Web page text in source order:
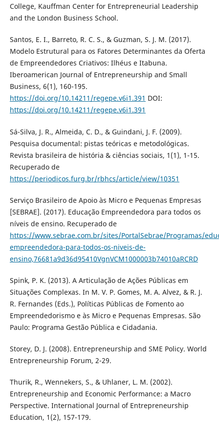
College, Kauffman Center for Entrepreneurial Leadership
and the London Business School.
Santos, E. I., Barreto, R. C. S., & Guzman, S. J. M. (2017).
Modelo Estrutural para os Fatores Determinantes da Oferta
de Empreendedores Criativos: Ilhéus e Itabuna.
Iberoamerican Journal of Entrepreneurship and Small
Business, 6(1), 160-195.
https://doi.org/10.14211/regepe.v6i1.391 DOI:
https://doi.org/10.14211/regepe.v6i1.391
Sá-Silva, J. R., Almeida, C. D., & Guindani, J. F. (2009).
Pesquisa documental: pistas teóricas e metodológicas.
Revista brasileira de história & ciências sociais, 1(1), 1-15.
Recuperado de
https://periodicos.furg.br/rbhcs/article/view/10351
Serviço Brasileiro de Apoio às Micro e Pequenas Empresas
[SEBRAE]. (2017). Educação Empreendedora para todos os
níveis de ensino. Recuperado de
https://www.sebrae.com.br/sites/PortalSebrae/Programas/
empreendedora-para-todos-os-niveis-de-
ensino,76681a9d36d95410VgnVCM1000003b74010aRCRD
Spink, P. K. (2013). A Articulação de Ações Públicas em
Situações Complexas. In M. V. P. Gomes, M. A. Alvez, & R. J.
R. Fernandes (Eds.), Políticas Públicas de Fomento ao
Empreendedorismo e às Micro e Pequenas Empresas. São
Paulo: Programa Gestão Pública e Cidadania.
Storey, D. J. (2008). Entrepreneurship and SME Policy. World
Entrepreneurship Forum, 2-29.
Thurik, R., Wennekers, S., & Uhlaner, L. M. (2002).
Entrepreneurship and Economic Performance: a Macro
Perspective. International Journal of Entrepreneurship
Education, 1(2), 157-179.